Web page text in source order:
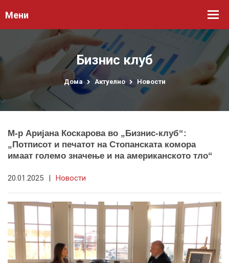
Мени
Бизнис клуб
Дома Актуелно Новости
М-р Аријана Коскарова во „Бизнис-клуб“:
„Потписот и печатот на Стопанската комора
имаат големо значење и на американското тло“
20.01.2025 | Новости